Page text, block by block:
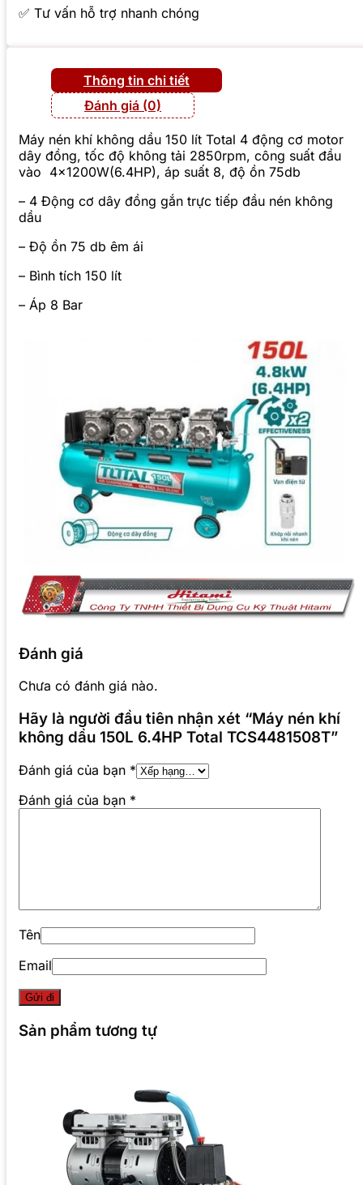
✅ Tư vấn hỗ trợ nhanh chóng
Thông tin chi tiết
Đánh giá (0)
Máy nén khí không dầu 150 lít Total 4 động cơ motor
dây đồng, tốc độ không tải 2850rpm, công suất đầu
vào 4×1200W(6.4HP), áp suất 8, độ ồn 75db
– 4 Động cơ dây đồng gắn trực tiếp đầu nén không
dầu
– Độ ồn 75 db êm ái
– Bình tích 150 lít
– Áp 8 Bar
Đánh giá
Chưa có đánh giá nào.
Hãy là người đầu tiên nhận xét “Máy nén khí
không dầu 150L 6.4HP Total TCS4481508T”
Đánh giá của bạn *
Đánh giá của bạn *
Tên
Email
Sản phẩm tương tự